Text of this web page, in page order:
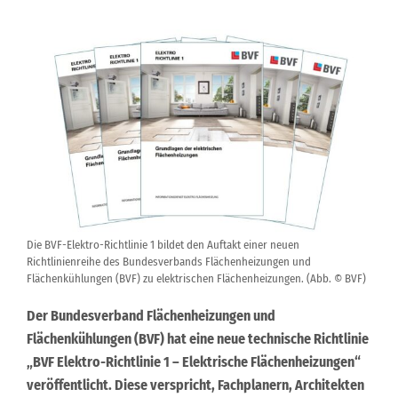
Die BVF-Elektro-Richtlinie 1 bildet den Auftakt einer neuen
Richtlinienreihe des Bundesverbands Flächenheizungen und
Flächenkühlungen (BVF) zu elektrischen Flächenheizungen. (Abb. © BVF)
Der Bundesverband Flächenheizungen und
Flächenkühlungen (BVF) hat eine neue technische Richtlinie
„BVF Elektro-Richtlinie 1 – Elektrische Flächenheizungen“
veröffentlicht. Diese verspricht, Fachplanern, Architekten